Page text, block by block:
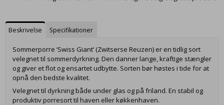
Beskrivelse Specifikationer
Sommerporre ‘Swiss Giant’ (Zwitserse Reuzen) er en tidlig sort
velegnet til sommerdyrkning. Den danner lange, kraftige stængler
og giver et flot og ensartet udbytte. Sorten bør høstes i tide for at
opnå den bedste kvalitet.
Velegnet til dyrkning både under glas og på friland. En stabil og
produktiv porresort til haven eller køkkenhaven.